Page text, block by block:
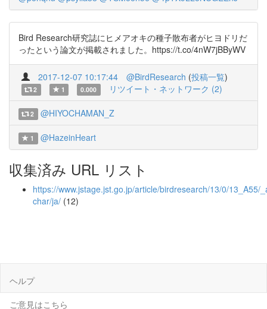
Bird Research研究誌にヒメアオキの種子散布者がヒヨドリだ
ったという論文が掲載されました。https://t.co/4nW7jBByWV
2017-12-07 10:17:44 @BirdResearch (投稿一覧)
2 1 0.000 リツイート・ネットワーク (2)
2 @HIYOCHAMAN_Z
1 @HazeinHeart
収集済み URL リスト
https://www.jstage.jst.go.jp/article/birdresearch/13/0/13_A55/
char/ja/ (12)
ヘルプ
ご意見はこちら